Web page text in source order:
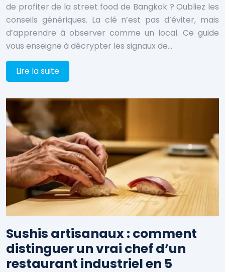
de profiter de la street food de Bangkok ? Oubliez les
conseils génériques. La clé n’est pas d’éviter, mais
d’apprendre à observer comme un local. Ce guide
vous enseigne à décrypter les signaux de…
Lire la suite
Sushis artisanaux : comment
distinguer un vrai chef d’un
restaurant industriel en 5